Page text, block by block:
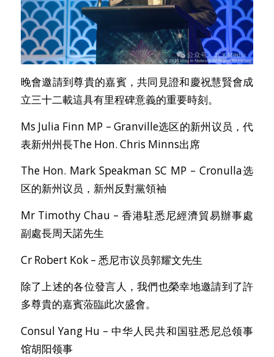
晚會邀請到尊貴的嘉賓，共同見證和慶祝慧賢會成
立三十二載這具有里程碑意義的重要時刻。
Ms Julia Finn MP – Granville选区的新州议员，代
表新州州長The Hon. Chris Minns出席
The Hon. Mark Speakman SC MP – Cronulla选
区的新州议员，新州反對黨領袖
Mr Timothy Chau – 香港駐悉尼經濟貿易辦事處
副處長周天諾先生
Cr Robert Kok – 悉尼市议员郭耀文先生
除了上述的各位發言人，我們也榮幸地邀請到了許
多尊貴的嘉賓蒞臨此次盛會。
Consul Yang Hu – 中华人民共和国驻悉尼总领事
馆胡阳领事